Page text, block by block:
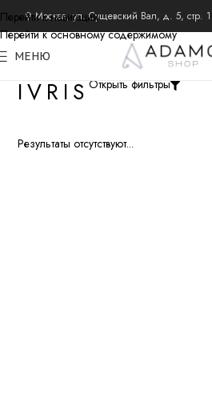
Перейти к навигации
Перейти к основному содержимому
⚲ Москва, ул. Сущевский Вал, д. 5, стр.
МЕНЮ
IVRISОткрыть фильтры
Результаты отсутствуют...